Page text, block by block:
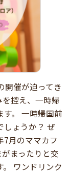
開催が迫ってき
控え、一時帰
。 一時帰国前
しょうか？ ぜ
月のママカフ
まったりと交
ワンドリンク